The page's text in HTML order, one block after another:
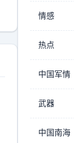
情感
热点
中国军情
武器
中国南海